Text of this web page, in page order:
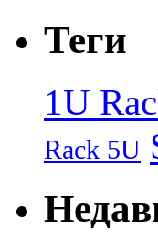
Теги
1U
Rack 5U